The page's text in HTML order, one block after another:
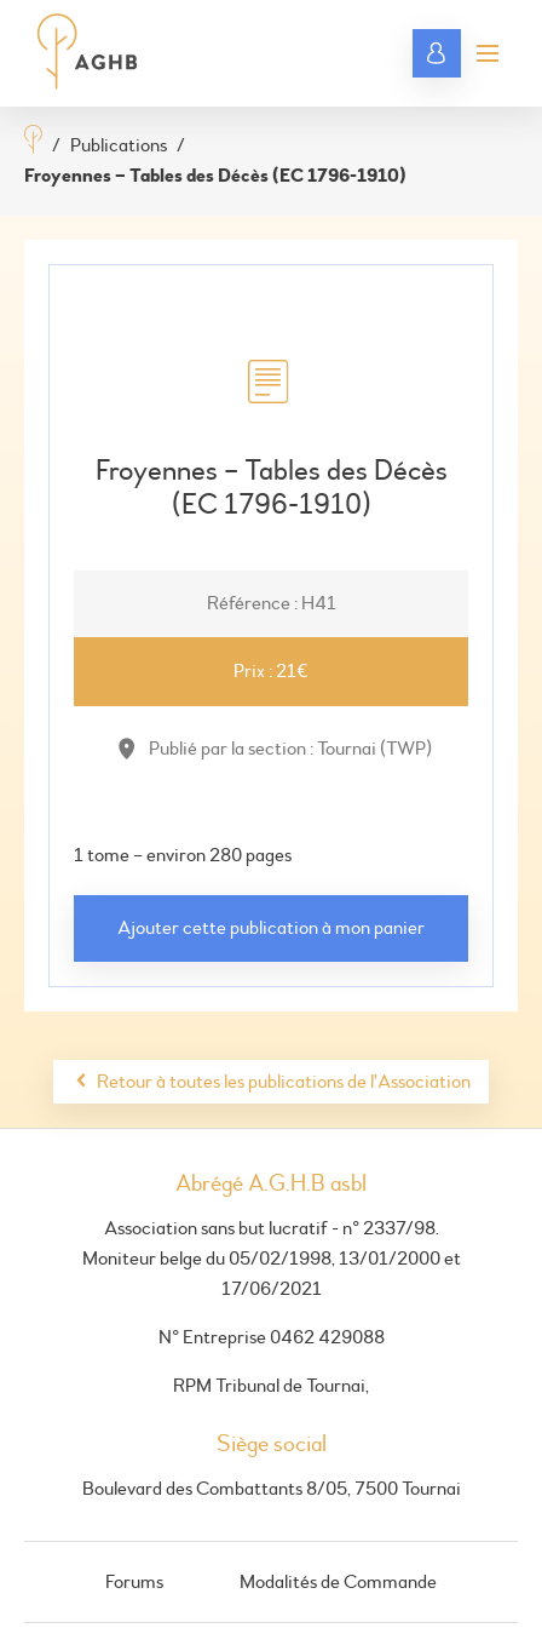
/ Publications /
Froyennes – Tables des Décès (EC 1796-1910)
Froyennes – Tables des Décès
(EC 1796-1910)
Référence : H41
Prix : 21€
Publié par la section : Tournai (TWP)
1 tome – environ 280 pages
Retour à toutes les publications de l'Association
Abrégé A.G.H.B asbl
Association sans but lucratif - n° 2337/98.
Moniteur belge du 05/02/1998, 13/01/2000 et
17/06/2021
N° Entreprise 0462 429088
RPM Tribunal de Tournai,
Siège social
Boulevard des Combattants 8/05, 7500 Tournai
Forums Modalités de Commande